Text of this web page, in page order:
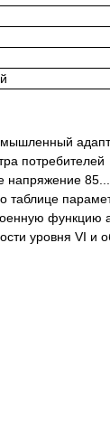
потребителей
напряжение
таблице
функцию
уровня VI и